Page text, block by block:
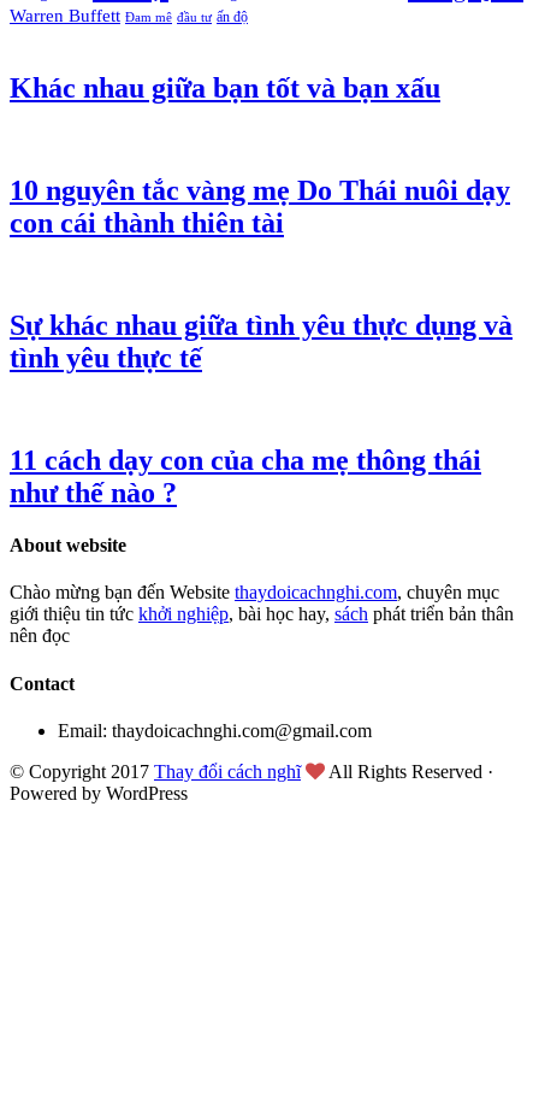
Warren Buffett Đam mê đầu tư ấn độ
Khác nhau giữa bạn tốt và bạn xấu
10 nguyên tắc vàng mẹ Do Thái nuôi dạy
con cái thành thiên tài
Sự khác nhau giữa tình yêu thực dụng và
tình yêu thực tế
11 cách dạy con của cha mẹ thông thái
như thế nào ?
About website
Chào mừng bạn đến Website thaydoicachnghi.com, chuyên mục
giới thiệu tin tức khởi nghiệp, bài học hay, sách phát triển bản thân
nên đọc
Contact
Email: thaydoicachnghi.com@gmail.com
© Copyright 2017 Thay đổi cách nghĩ
All Rights Reserved ·
Powered by WordPress